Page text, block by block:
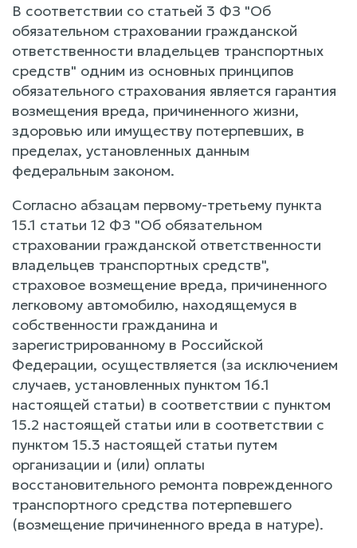
В соответствии со статьей 3 ФЗ "Об
обязательном страховании гражданской
ответственности владельцев транспортных
средств" одним из основных принципов
обязательного страхования является гарантия
возмещения вреда, причиненного жизни,
здоровью или имуществу потерпевших, в
пределах, установленных данным
федеральным законом.
Согласно абзацам первому-третьему пункта
15.1 статьи 12 ФЗ "Об обязательном
страховании гражданской ответственности
владельцев транспортных средств",
страховое возмещение вреда, причиненного
легковому автомобилю, находящемуся в
собственности гражданина и
зарегистрированному в Российской
Федерации, осуществляется (за исключением
случаев, установленных пунктом 16.1
настоящей статьи) в соответствии с пунктом
15.2 настоящей статьи или в соответствии с
пунктом 15.3 настоящей статьи путем
организации и (или) оплаты
восстановительного ремонта поврежденного
транспортного средства потерпевшего
(возмещение причиненного вреда в натуре).